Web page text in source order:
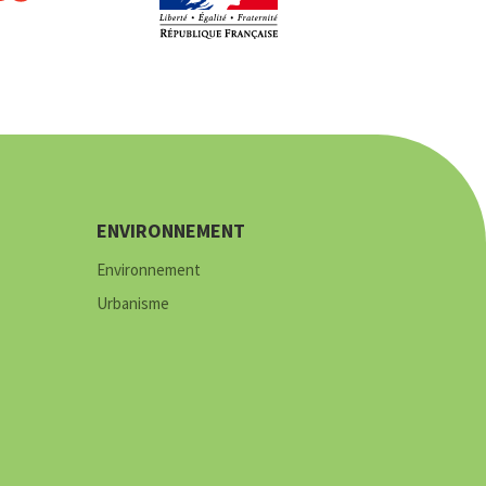
ENVIRONNEMENT
Environnement
Urbanisme